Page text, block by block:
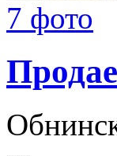
7 фото